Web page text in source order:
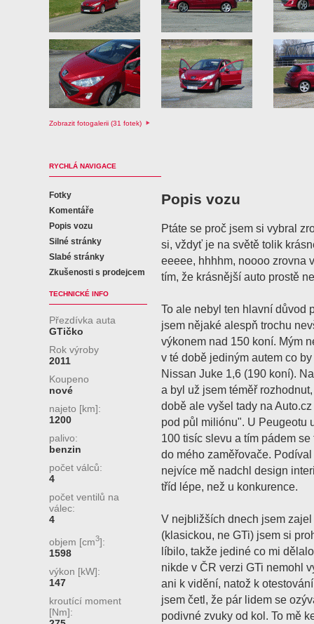
Zobrazit fotogalerii (31 fotek)
RYCHLÁ NAVIGACE
Fotky
Komentáře
Popis vozu
Silné stránky
Slabé stránky
Zkušenosti s prodejcem
TECHNICKÉ INFO
Přezdívka auta
GTičko
Rok výroby
2011
Koupeno
nové
najeto [km]:
1200
palivo:
benzin
počet válců:
4
počet ventilů na
válec:
4
objem [cm3]:
1598
výkon [kW]:
147
kroutící moment
[Nm]:
Popis vozu
Ptáte se proč jsem si vybral
si, vždyť je na světě tolik
eeeee, hhhhm, noooo zrovna
tím, že krásnější auto prostě
To ale nebyl ten hlavní důvod
jsem nějaké alespň trochu
výkonem nad 150 koní. Mým
v té době jediným autem co
Nissan Juke 1,6 (190 koní).
a byl už jsem téměř
době ale vyšel tady na
pod půl miliónu". U Peugeotu
100 tisíc slevu a tím pádem
do mého zaměřovače.
nejvíce mě nadchl design
tříd lépe, než u konkurence.
V nejbližších dnech jsem
(klasickou, ne GTi) jsem si
líbilo, takže jediné co mi
nikde v ČR verzi GTi nemohl
ani k vidění, natož k
jsem četl, že pár lidem se
podivné zvuky od kol. To mě